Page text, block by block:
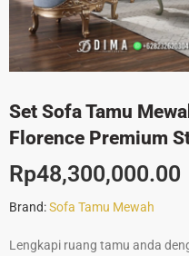
Set Sofa Tamu
Florence Premium
Rp48,300,000.00
Brand:Sofa Tamu Mewah
Lengkapi ruang tamu anda